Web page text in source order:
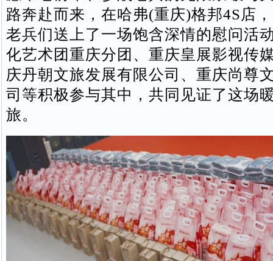
路奔赴而来，在哈弗(重庆)格邦4S店
老兵们送上了一场饱含深情的慰问活
化艺术团重庆分团、重庆皇展影视传
庆丹朝文旅发展有限公司、重庆尚尊
司等积极参与其中，共同见证了这场
旅。